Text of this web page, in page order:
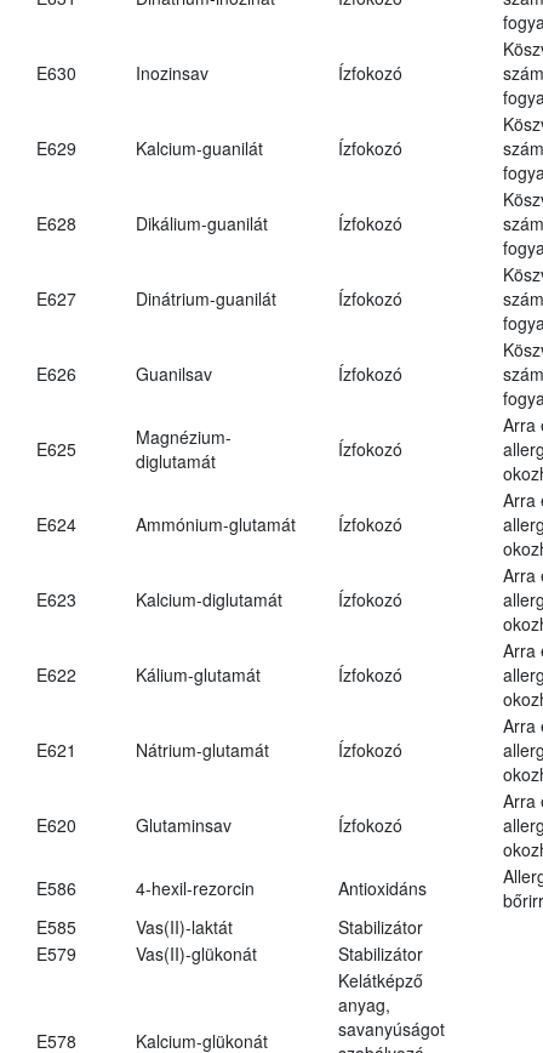
E630 Inozinsav Ízfokozó
E629 Kalcium-guanilát Ízfokozó
E628 Dikálium-guanilát Ízfokozó
E627 Dinátrium-guanilát Ízfokozó
E626 Guanilsav Ízfokozó
E625
Magnézium-
diglutamát
Ízfokozó
Arra
E624 Ammónium-glutamát Ízfokozó
Arra
E623 Kalcium-diglutamát Ízfokozó
Arra
E622 Kálium-glutamát Ízfokozó
Arra
E621 Nátrium-glutamát Ízfokozó
Arra
E620 Glutaminsav Ízfokozó
Arra
E586
4-hexil-rezorcin Antioxidáns
E585
Vas(II)-laktát
Stabilizátor
E579
Vas(II)-glükonát Stabilizátor
E578 Kalcium-glükonát
Kelátképző
anyag,
savanyúságot